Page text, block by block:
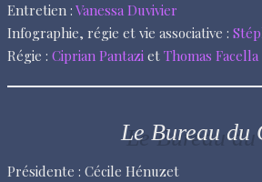
Entretien : Vanessa Duvivier
Infographie, régie et vie associative :
Régie : Ciprian Pantazi et Thomas Facella
Le Bureau du
Présidente : Cécile Hénuzet